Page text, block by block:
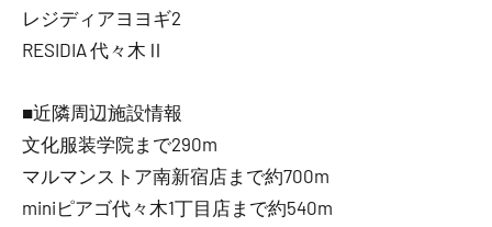
レジディアヨヨギ2
RESIDIA 代々木Ⅱ
■近隣周辺施設情報
文化服装学院まで290m
マルマンストア南新宿店まで約700m
miniピアゴ代々木1丁目店まで約540m